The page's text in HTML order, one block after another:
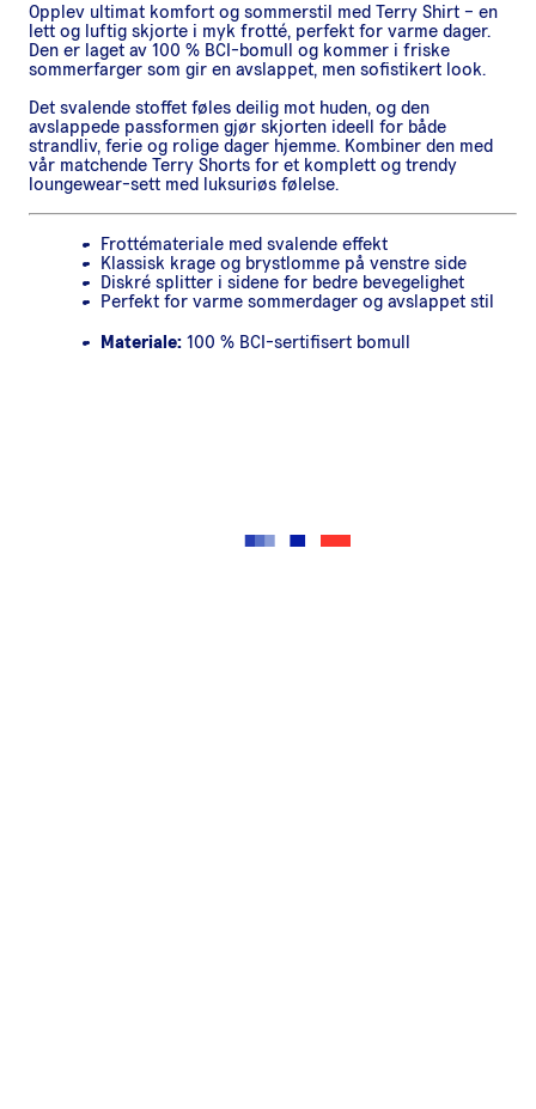
Opplev ultimat komfort og sommerstil med Terry Shirt – en
lett og luftig skjorte i myk frotté, perfekt for varme dager.
Den er laget av 100 % BCI-bomull og kommer i friske
sommerfarger som gir en avslappet, men sofistikert look.
Det svalende stoffet føles deilig mot huden, og den
avslappede passformen gjør skjorten ideell for både
strandliv, ferie og rolige dager hjemme. Kombiner den med
vår matchende Terry Shorts for et komplett og trendy
loungewear-sett med luksuriøs følelse.
Frottémateriale med svalende effekt
Klassisk krage og brystlomme på venstre side
Diskré splitter i sidene for bedre bevegelighet
Perfekt for varme sommerdager og avslappet stil
Materiale: 100 % BCI-sertifisert bomull